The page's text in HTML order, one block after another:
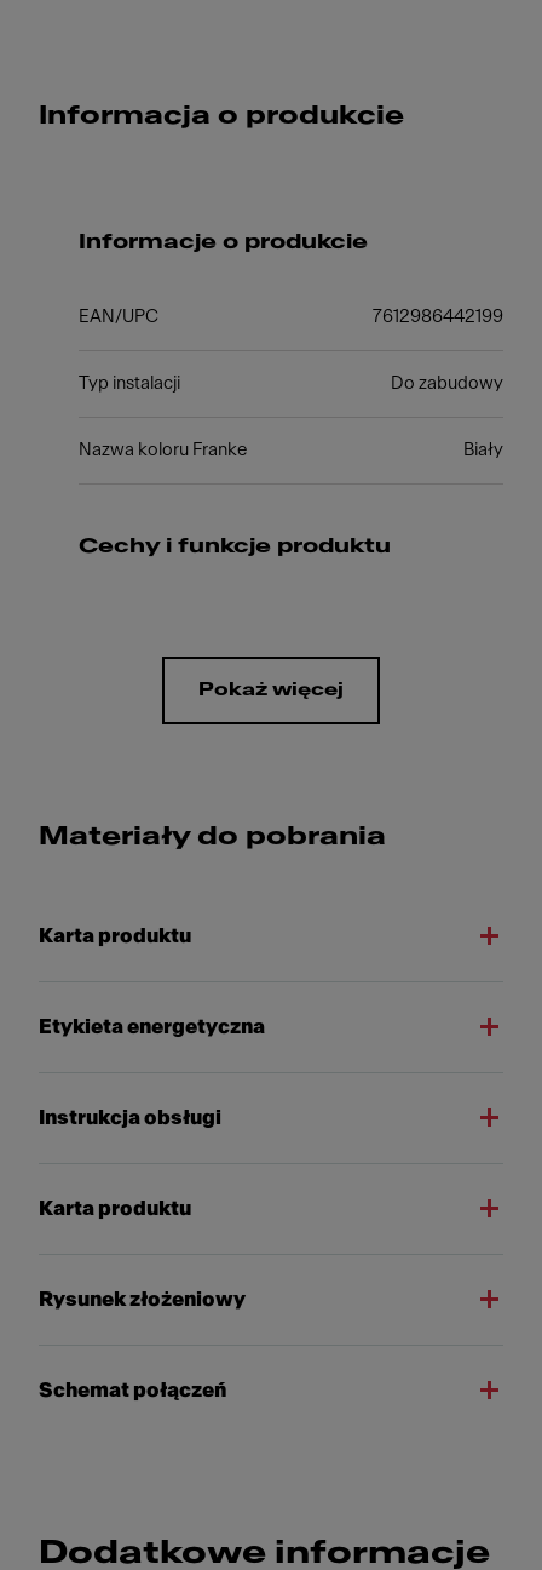
Informacja o produkcie
Informacje o produkcie
EAN/UPC 7612986442199
Typ instalacji Do zabudowy
Nazwa koloru Franke Biały
Cechy i funkcje produktu
Pokaż więcej
Materiały do pobrania
Karta produktu
Etykieta energetyczna
Instrukcja obsługi
Karta produktu
Rysunek złożeniowy
Schemat połączeń
Dodatkowe informacje